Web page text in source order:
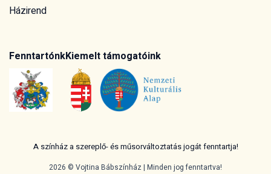
Házirend
FenntartónkKiemelt támogatóink
A színház a szereplő- és műsorváltoztatás jogát fenntartja!
2026 © Vojtina Bábszínház | Minden jog fenntartva!